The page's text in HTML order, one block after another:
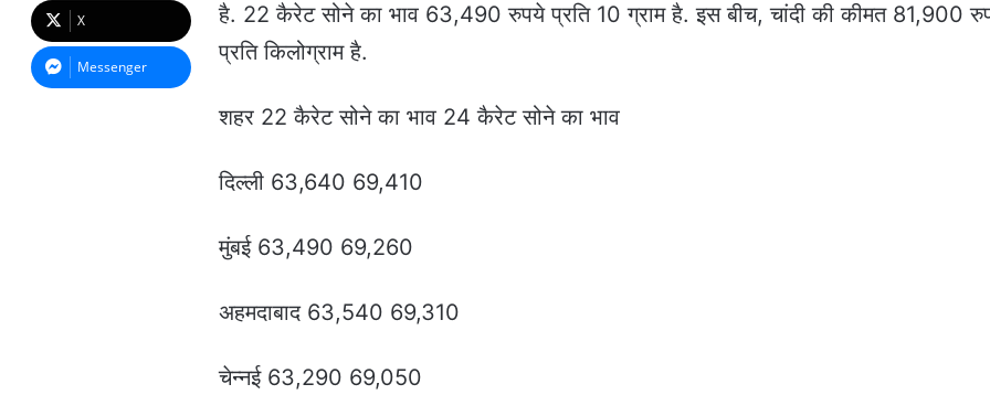
है. 22 कैरेट सोने का भाव 63,490 रुपये प्रति 10 ग्राम है. इस बीच, चांदी की कीमत 81,900
प्रति किलोग्राम है.
शहर 22 कैरेट सोने का भाव 24 कैरेट सोने का भाव
दिल्ली 63,640 69,410
मुंबई 63,490 69,260
अहमदाबाद 63,540 69,310
चेन्नई 63,290 69,050
e
m
a
i
X
Messenger